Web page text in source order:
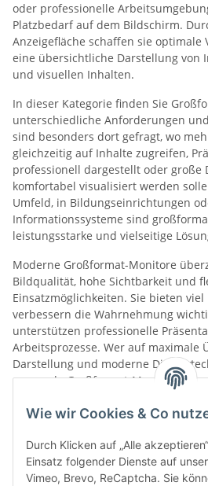
Wie wir Cookies & Co
Durch Klicken auf „Alle
Einsatz folgender Dienste auf
Vimeo, Brevo, ReCaptcha. Sie
oder professionelle
Platzbedarf auf dem Bildschirm.
Anzeigefläche schaffen sie optimale
eine übersichtliche Darstellung von
und visuellen Inhalten.
In dieser Kategorie finden Sie
unterschiedliche Anforderungen
sind besonders dort gefragt, wo
gleichzeitig auf Inhalte zugreifen,
professionell dargestellt oder große
komfortabel visualisiert werden
Umfeld, in Bildungseinrichtungen
Informationssysteme sind
leistungsstarke und vielseitige
Moderne Großformat-Monitore
Bildqualität, hohe Sichtbarkeit und
Einsatzmöglichkeiten. Sie bieten
verbessern die Wahrnehmung
unterstützen professionelle
Arbeitsprozesse. Wer auf maximale
Darstellung und moderne
passende Großformat-Monitore für
Kategorien